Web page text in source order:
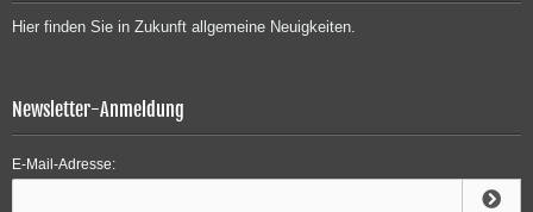
Hier finden Sie in Zukunft allgemeine Neuigkeiten.
Newsletter-Anmeldung
E-Mail-Adresse: